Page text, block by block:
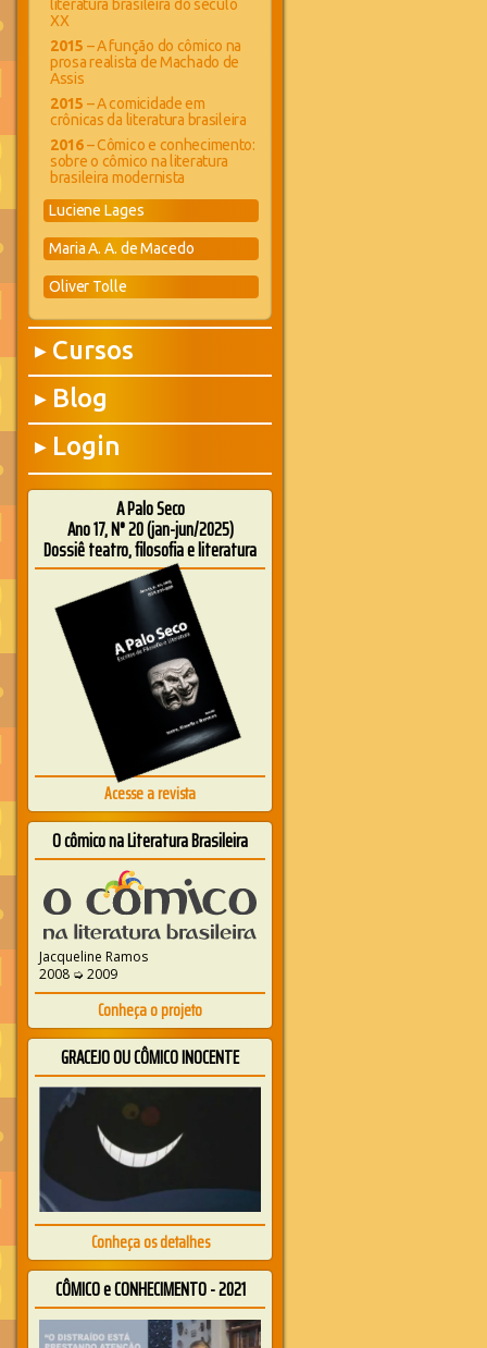
literatura brasileira do século
XX
2015 – A função do cômico na
prosa realista de Machado de
Assis
2015 – A comicidade em
crônicas da literatura brasileira
2016– Cômico e conhecimento:
sobre o cômico na literatura
brasileira modernista
Luciene Lages
Maria A. A. de Macedo
Oliver Tolle
▶ Cursos
▶ Blog
▶ Login
A Palo Seco
Ano 17, N° 20 (jan-jun/2025)
Dossiê teatro, filosofia e literatura
Acesse a revista
O cômico na Literatura Brasileira
Jacqueline Ramos
2008 ➭ 2009
Conheça o projeto
GRACEJO OU CÔMICO INOCENTE
Conheça os detalhes
CÔMICO e CONHECIMENTO - 2021